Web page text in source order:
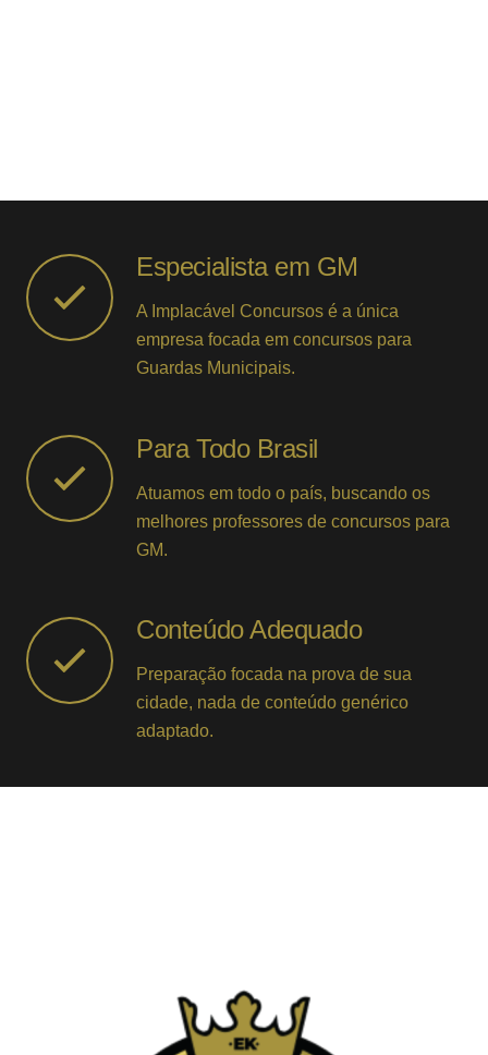
Especialista em GM
A Implacável Concursos é a única
empresa focada em concursos para
Guardas Municipais.
Para Todo Brasil
Atuamos em todo o país, buscando os
melhores professores de concursos para
GM.
Conteúdo Adequado
Preparação focada na prova de sua
cidade, nada de conteúdo genérico
adaptado.